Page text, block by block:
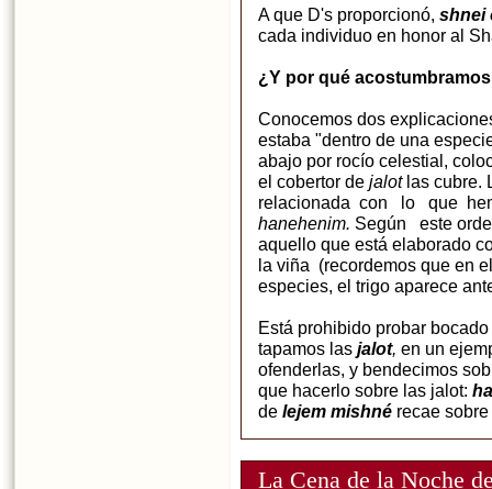
A que D's proporcionó, shnei
cada individuo en honor al
¿Y por qué
Conocemos dos
estaba "dentro de una
abajo por rocío celestial,
el cobertor de jalot las
relacionada con lo que
hanehenim. Según este
aquello que está elaborado
la viña (recordemos que en
especies, el trigo aparece
Está prohibido probar
tapamos las jalot, en un
ofenderlas, y bendecimos
que hacerlo sobre las jalot:
de lejem mishné recae
La Cena de la Noche